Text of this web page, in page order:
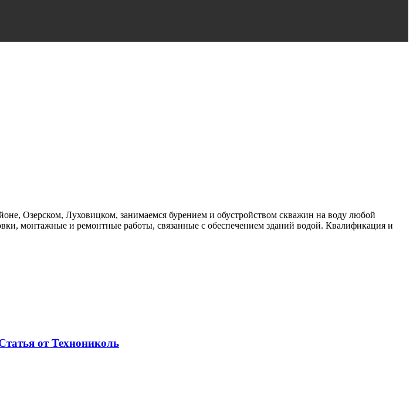
Озерском, Луховицком, занимаемся бурением и обустройством скважин на воду любой
монтажные и ремонтные работы, связанные с обеспечением зданий водой. Квалификация и
от Технониколь